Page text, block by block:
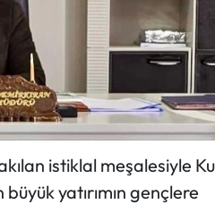
istiklal meşalesiyle
büyük yatırımın gençlere